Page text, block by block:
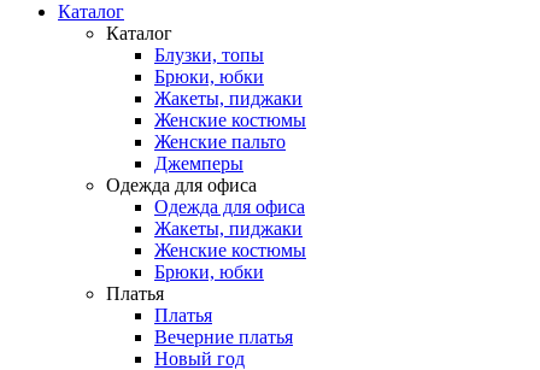
Каталог
Каталог
Блузки, топы
Брюки, юбки
Жакеты, пиджаки
Женские костюмы
Женские пальто
Джемперы
Одежда для офиса
Одежда для офиса
Жакеты, пиджаки
Женские костюмы
Брюки, юбки
Платья
Платья
Вечерние платья
Новый год